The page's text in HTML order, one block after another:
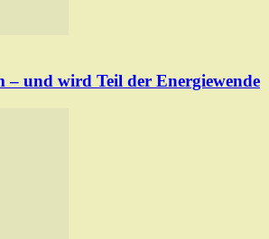
und wird Teil der Energiewende